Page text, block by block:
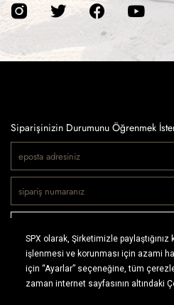
Siparişinizin Durumunu Öğrenmek